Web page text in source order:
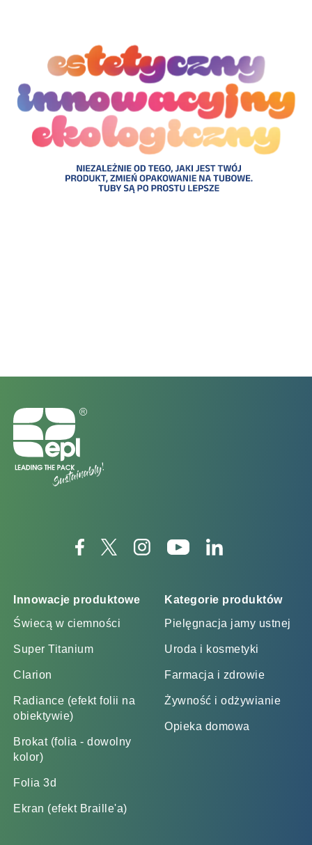
Innowacje produktowe
Świecą w ciemności
Super Titanium
Clarion
Radiance (efekt folii na
obiektywie)
Brokat (folia - dowolny
kolor)
Folia 3d
Ekran (efekt Braille'a)
Kategorie produktów
Pielęgnacja jamy ustnej
Uroda i kosmetyki
Farmacja i zdrowie
Żywność i odżywianie
Opieka domowa